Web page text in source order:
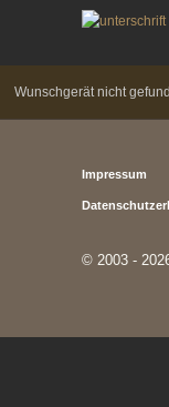
Wunschgerät nicht
Impressum
© 2003 -